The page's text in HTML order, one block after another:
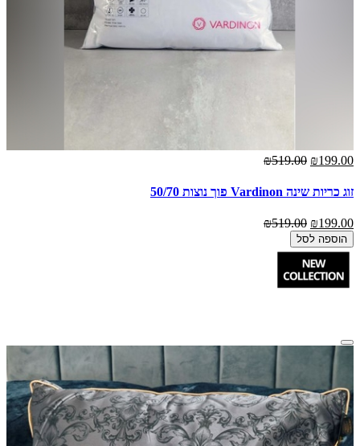
₪199.00
₪519.00
זוג כריות שינה Vardinon פוך נוצות 50/70
₪199.00
₪519.00
הוספה לסל